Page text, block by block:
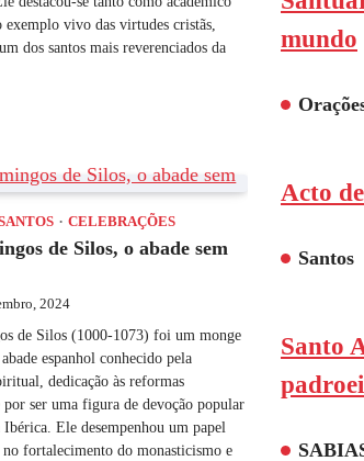
exemplo vivo das virtudes cristãs,
dos santos mais reverenciados da
CELEBRAÇÕES
de Silos, o abade sem
2024
de Silos (1000-1073) foi um monge
espanhol conhecido pela
dedicação às reformas
por ser uma figura de devoção popular
Ibérica. Ele desempenhou um papel
fortalecimento do monasticismo e
mundo
Acto
Santos
Santo